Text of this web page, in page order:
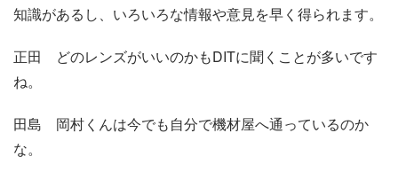
知識があるし、いろいろな情報や意見を早く得られます。
正田 どのレンズがいいのかもDITに聞くことが多いです
ね。
田島 岡村くんは今でも自分で機材屋へ通っているのか
な。